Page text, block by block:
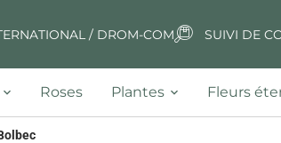
/ DROM-COM SUIVI DE
Roses Plantes Fleurs